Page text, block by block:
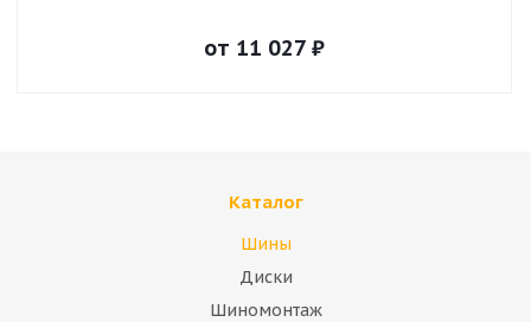
от 11 027 ₽
Каталог
Шины
Диски
Шиномонтаж